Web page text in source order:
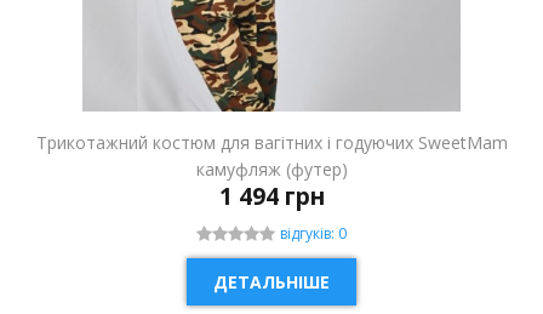
Трикотажний костюм для вагітних і годуючих SweetMam
камуфляж (футер)
1 494 грн
відгуків: 0
ДЕТАЛЬНІШЕ